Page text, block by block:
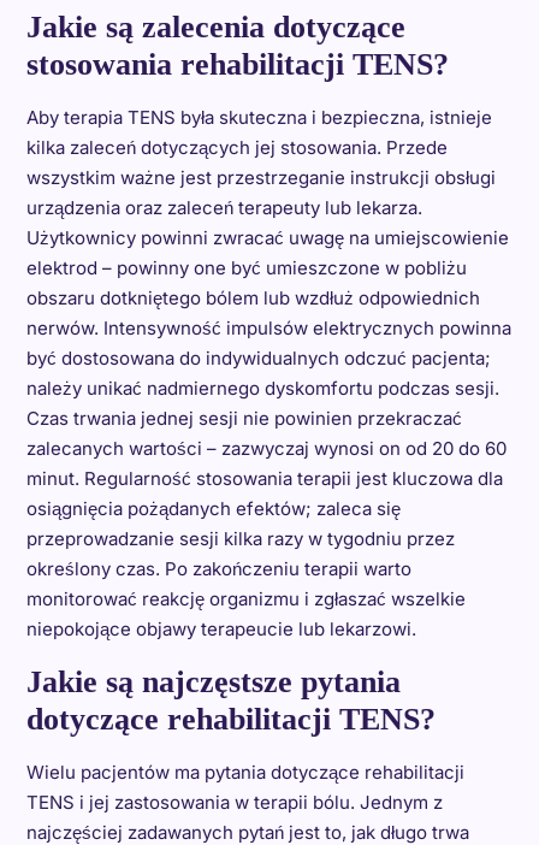
Jakie są zalecenia dotyczące
stosowania rehabilitacji TENS?
Aby terapia TENS była skuteczna i bezpieczna, istnieje
kilka zaleceń dotyczących jej stosowania. Przede
wszystkim ważne jest przestrzeganie instrukcji obsługi
urządzenia oraz zaleceń terapeuty lub lekarza.
Użytkownicy powinni zwracać uwagę na umiejscowienie
elektrod – powinny one być umieszczone w pobliżu
obszaru dotkniętego bólem lub wzdłuż odpowiednich
nerwów. Intensywność impulsów elektrycznych powinna
być dostosowana do indywidualnych odczuć pacjenta;
należy unikać nadmiernego dyskomfortu podczas sesji.
Czas trwania jednej sesji nie powinien przekraczać
zalecanych wartości – zazwyczaj wynosi on od 20 do 60
minut. Regularność stosowania terapii jest kluczowa dla
osiągnięcia pożądanych efektów; zaleca się
przeprowadzanie sesji kilka razy w tygodniu przez
określony czas. Po zakończeniu terapii warto
monitorować reakcję organizmu i zgłaszać wszelkie
niepokojące objawy terapeucie lub lekarzowi.
Jakie są najczęstsze pytania
dotyczące rehabilitacji TENS?
Wielu pacjentów ma pytania dotyczące rehabilitacji
TENS i jej zastosowania w terapii bólu. Jednym z
najczęściej zadawanych pytań jest to, jak długo trwa